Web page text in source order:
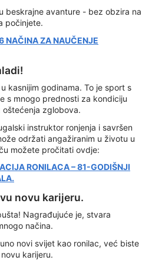
beskrajne avanture - bez obzira na
počinjete.
NAČINA ZA NAUČENJE
kasnijim godinama. To je sport s
s mnogo prednosti za kondiciju
zglobova.
instruktor ronjenja i savršen
održati angažiranim u životu u
možete pročitati ovdje:
RONILACA – 81-GODIŠNJI
novu karijeru.
Nagrađujuće je, stvara
načina.
novi svijet kao ronilac, već biste
karijeru.